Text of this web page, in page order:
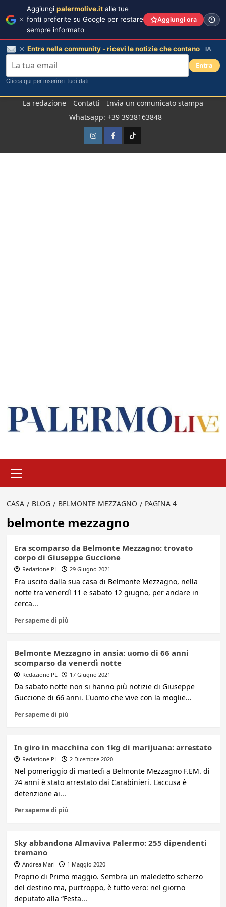
La redazione Contatti
Invia un comunicato stampa
Whatsapp: +39 3938163848
InstagramFacebook
TikTok
principale
CASA BLOG BELMONTE MEZZAGNO PAGINA 4
belmonte mezzagno
Era scomparso da Belmonte Mezzagno: trovato
corpo di Giuseppe Guccione
Redazione PL 29 Giugno 2021
Era uscito dalla sua casa di Belmonte Mezzagno, nella
notte tra venerdì 11 e sabato 12 giugno, per andare in
cerca...
Per saperne di più
Belmonte Mezzagno in ansia: uomo di 66 anni
scomparso da venerdì notte
Redazione PL 17 Giugno 2021
Da sabato notte non si hanno più notizie di Giuseppe
Guccione di 66 anni. L'uomo che vive con la moglie...
Per saperne di più
In giro in macchina con 1kg di marijuana: arrestato
Redazione PL 2 Dicembre 2020
Nel pomeriggio di martedì a Belmonte Mezzagno F.EM. di
24 anni è stato arrestato dai Carabinieri. L'accusa è
detenzione ai...
Per saperne di più
Sky abbandona Almaviva Palermo: 255 dipendenti
tremano
Andrea Mari 1 Maggio 2020
Proprio di Primo maggio. Sembra un maledetto scherzo
del destino ma, purtroppo, è tutto vero: nel giorno
deputato alla “Festa...
Aggiungi palermolive.it alle tue
fonti preferite su Google per restare
sempre informato
Aggiungi ora
Entra nella community - ricevi le notizie che contano IA
Entra
Clicca qui per inserire i tuoi dati